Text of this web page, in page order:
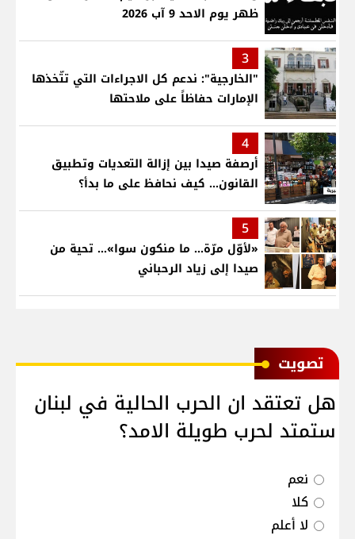
ظهر يوم الاحد 9 آب 2026
3
"الخارجية": ندعم كل الاجراءات التي تتّخذها
الإمارات حفاظاً على ملاحتها
4
أرصفة صيدا بين إزالة التعديات وتطبيق
القانون... كيف نحافظ على ما بدأ؟
5
«لأوّل مرّة… ما منكون سوا»… تحية من
صيدا إلى زياد الرحباني
ﺗﺼﻮﻳﺖ
هل تعتقد ان الحرب الحالية في لبنان
ستمتد لحرب طويلة الامد؟
نعم
كلا
لا أعلم